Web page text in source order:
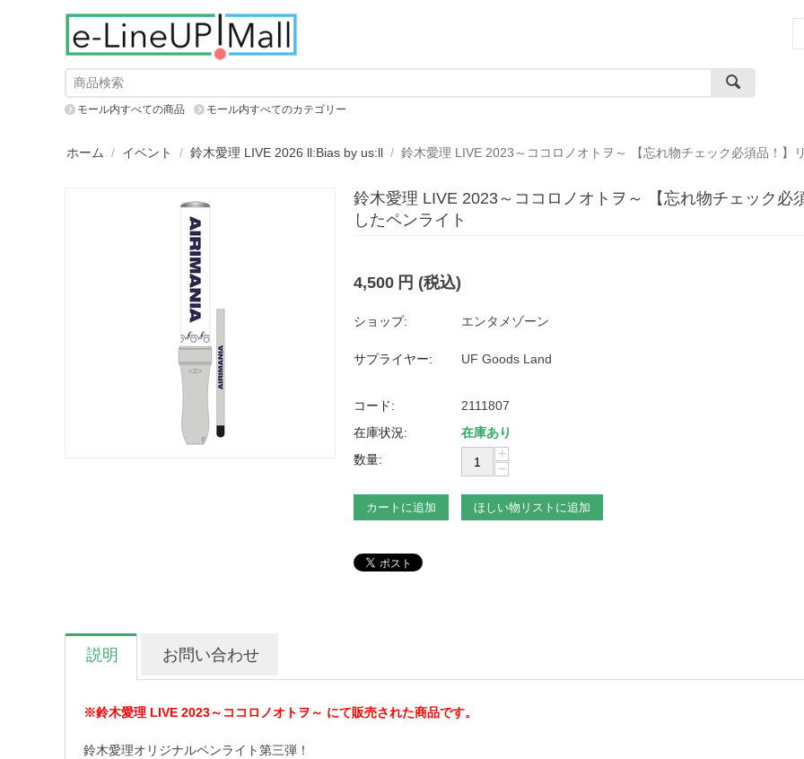
モール内すべての商品 モール内すべてのカテゴリー
ホーム / イベント / 鈴木愛理 LIVE 2026 ll:Bias by us:ll / 鈴木愛理 LIVE 2023～ココロノオトヲ～ 【忘れ物チェック必須品！】
鈴木愛理 LIVE 2023～ココロノオトヲ～ 【忘れ物チェック必
したペンライト
4,500 円 (税込)
ショップ: エンタメゾーン
サプライヤー: UF Goods Land
コード:
2111807
在庫状況:
在庫あり
数量:
+
−
カートに追加 ほしい物リストに追加
説明 お問い合わせ
※鈴木愛理 LIVE 2023～ココロノオトヲ～ にて販売された商品です。
鈴木愛理オリジナルペンライト第三弾！